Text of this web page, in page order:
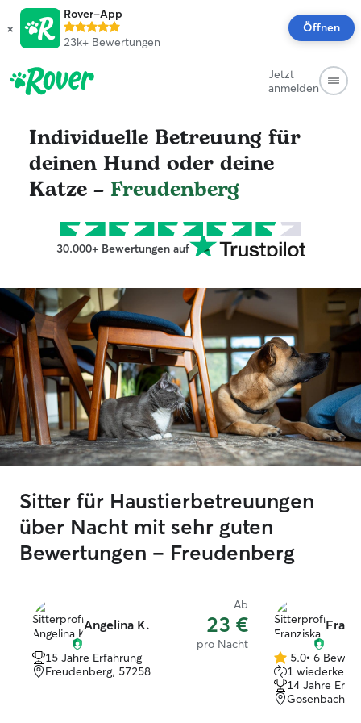
×
Rover-App
23k+ Bewertungen
Öffnen
Jetzt
anmelden
Individuelle Betreuung für
deinen Hund oder deine
Katze – Freudenberg
30.000+ Bewertungen auf
Sitter für Haustierbetreuungen
über Nacht mit sehr guten
Bewertungen – Freudenberg
Angelina K.
Ab
23 €
pro Nacht
15 Jahre Erfahrung
Freudenberg, 57258
5.0
von
5
Sternen
5.0• 6
1
14 Jahre
Gosenbach,